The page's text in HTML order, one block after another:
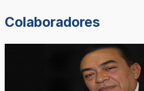
Colaboradores